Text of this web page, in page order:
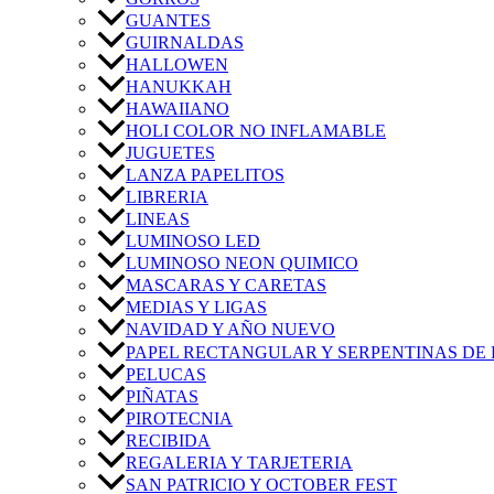
GUANTES
GUIRNALDAS
HALLOWEN
HANUKKAH
HAWAIIANO
HOLI COLOR NO INFLAMABLE
JUGUETES
LANZA PAPELITOS
LIBRERIA
LINEAS
LUMINOSO LED
LUMINOSO NEON QUIMICO
MASCARAS Y CARETAS
MEDIAS Y LIGAS
NAVIDAD Y AÑO NUEVO
PAPEL RECTANGULAR Y SERPENTINAS DE
PELUCAS
PIÑATAS
PIROTECNIA
RECIBIDA
REGALERIA Y TARJETERIA
SAN PATRICIO Y OCTOBER FEST